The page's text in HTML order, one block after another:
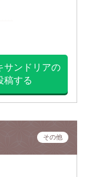
サンドリアの
稿する
その他